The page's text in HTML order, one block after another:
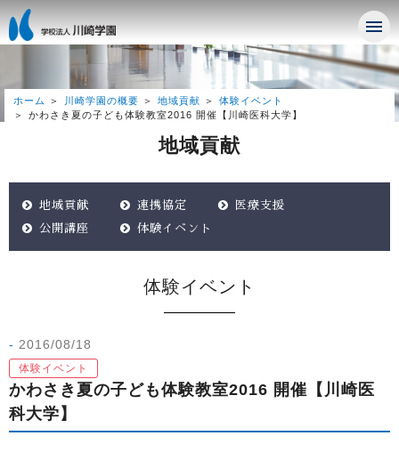
ホーム 川崎学園の概要 地域貢献
体験イベント
かわさき夏の子ども体験教室2016 開催【川崎医科大学】
地域貢献
地域貢献 連携協定
医療支援
公開講座
体験イベント
体験イベント
2016/08/18
体験イベント
かわさき夏の子ども体験教室2016 開催【川崎医
科大学】